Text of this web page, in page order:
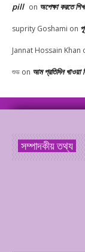
pill on অপেক্ষা করতে
suprity Goshami on
Jannat Hossain Khan
শুভ on আম প্রতিদিন খাওয়া
সম্পাদকীয় তথ্য